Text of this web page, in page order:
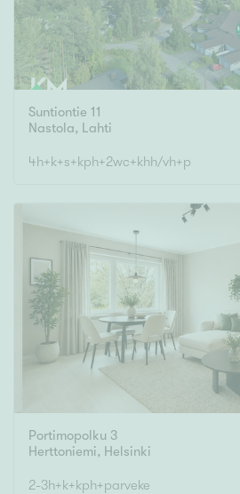
000
Pinta-ala
Asuinpinta-ala
Rakennusvuosi
Uudiskohteet
Vain uudiskohteet
Arvokohteet
Vain arvokohteet
Suntiontie 11
Nastola, Lahti
4h+k+s+kph+2wc+khh/vh+p
Portimopolku 3
Herttoniemi, Helsinki
2-3h+k+kph+parveke